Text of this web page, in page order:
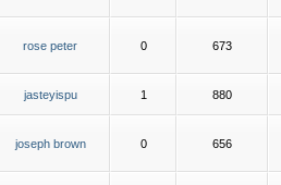
rose peter 0 673
jasteyispu 1 880
joseph brown 0 656